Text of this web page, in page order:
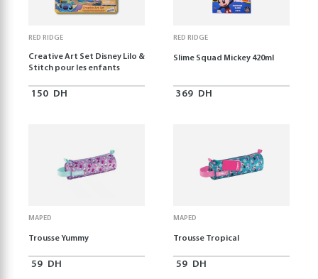
RED RIDGE
Creative Art Set Disney Lilo &
Stitch pour les enfants
150 DH
RED RIDGE
Slime Squad Mickey 420ml
369 DH
MAPED
Trousse Yummy
59 DH
MAPED
Trousse Tropical
59 DH